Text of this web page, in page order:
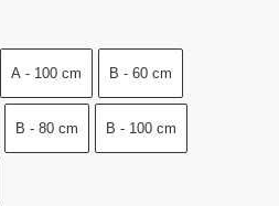
A - 100 cm B - 60 cm
B - 80 cm B - 100 cm